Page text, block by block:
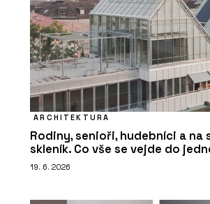
ARCHITEKTURA
Rodiny, senioři, hudebníci a na
skleník. Co vše se vejde do
19. 6. 2026